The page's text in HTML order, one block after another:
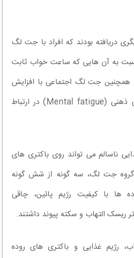
دریافته بودند که افراد با جت لگ
به آن هایی که ساعت خواب ثابت
همچنین جت لگ اجتماعی با افزایش
وزن، بیماری و خستگی ذهنی (Mental fatigue) در ارتباط
ناسالم می تواند روی باکتری های
گروه جت لگ، سه گونه از شش گونه
ها با کیفیت رژیم پائین، چاقی
رژیم غذایی و باکتری های روده